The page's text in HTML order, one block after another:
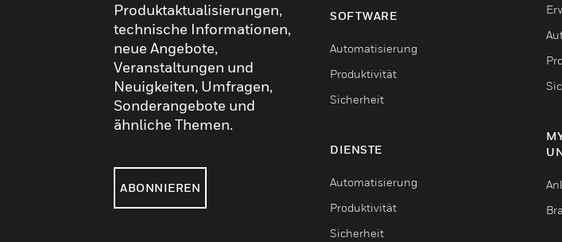
Produktaktualisierungen,
technische Informationen,
neue Angebote,
Veranstaltungen und
Neuigkeiten, Umfragen,
Sonderangebote und
ähnliche Themen.
ABONNIEREN
SOFTWARE
Automatisierung
Produktivität
Sicherheit
DIENSTE
Automatisierung
Produktivität
Sicherheit